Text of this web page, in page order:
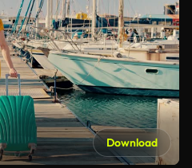
Download